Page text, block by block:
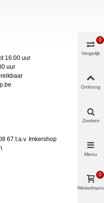
16:00 uur
uur
67 t.a.v. Imkershop
Vergelijk
0
Omhoog
Zoeken
Menu
0